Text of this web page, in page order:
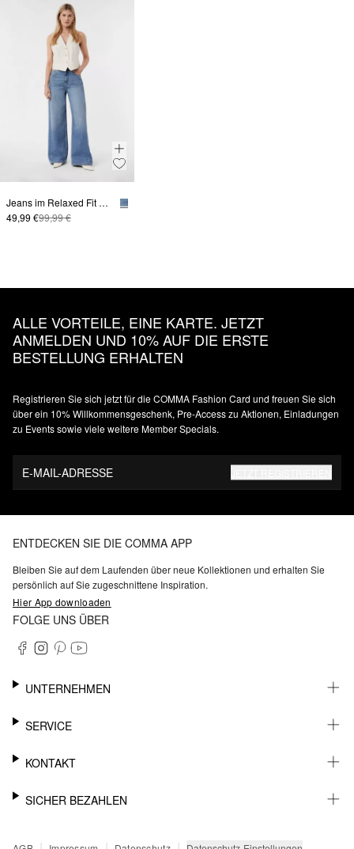
Jeans im Relaxed Fit mit Wide Leg
49,99 €99,99 €
ALLE VORTEILE, EINE KARTE. JETZT
ANMELDEN UND 10% AUF DIE ERSTE
BESTELLUNG ERHALTEN
Registrieren Sie sich jetzt für die COMMA Fashion Card und freuen Sie sich
über ein 10% Willkommensgeschenk, Pre-Access zu Aktionen, Einladungen
zu Events sowie viele weitere Member Specials.
E-MAIL-ADRESSE
ENTDECKEN SIE DIE COMMA APP
Bleiben Sie auf dem Laufenden über neue Kollektionen und erhalten Sie
persönlich auf Sie zugeschnittene Inspiration.
Hier App downloaden
FOLGE UNS ÜBER
UNTERNEHMEN
KARRIERE
BARRIEREFREIHEIT
SERVICE
WHATSAPP
MEIN KONTO
KONTAKT
SUPPORT
SICHER BEZAHLEN